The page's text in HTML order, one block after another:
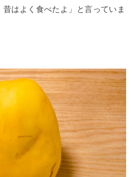
はよく食べたよ」と言っていま